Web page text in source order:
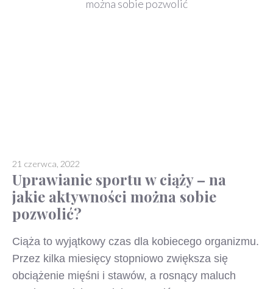
Uprawianie sportu w ciąży – na
jakie aktywności można sobie
pozwolić?
21 czerwca, 2022
Ciąża to wyjątkowy czas dla kobiecego organizmu.
Przez kilka miesięcy stopniowo zwiększa się
obciążenie mięśni i stawów, a rosnący maluch